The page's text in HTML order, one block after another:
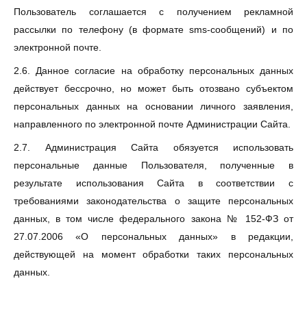
Пользователь соглашается с получением рекламной
рассылки по телефону (в формате sms-сообщений) и по
электронной почте.
2.6. Данное согласие на обработку персональных данных
действует бессрочно, но может быть отозвано субъектом
персональных данных на основании личного заявления,
направленного по электронной почте Администрации Сайта.
2.7. Администрация Сайта обязуется использовать
персональные данные Пользователя, полученные в
результате использования Сайта в соответствии с
требованиями законодательства о защите персональных
данных, в том числе федерального закона № 152-ФЗ от
27.07.2006 «О персональных данных» в редакции,
действующей на момент обработки таких персональных
данных.